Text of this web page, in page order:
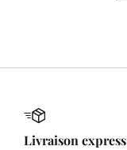
Livraison express